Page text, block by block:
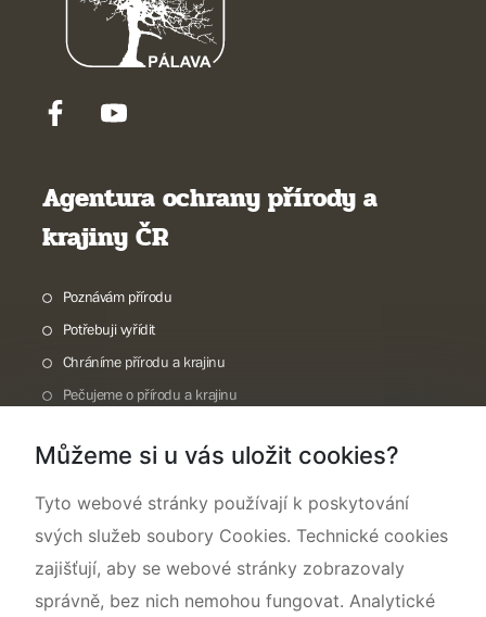
Agentura ochrany přírody a
krajiny ČR
Poznávám přírodu
Potřebuji vyřídit
Chráníme přírodu a krajinu
Pečujeme o přírodu a krajinu
O nás
Můžeme si u vás uložit cookies?
Tyto webové stránky používají k poskytování
svých služeb soubory Cookies. Technické cookies
zajišťují, aby se webové stránky zobrazovaly
správně, bez nich nemohou fungovat. Analytické